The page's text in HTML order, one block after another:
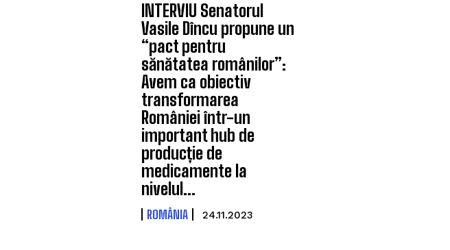
INTERVIU Senatorul
Vasile Dîncu propune un
“pact pentru
sănătatea românilor”:
Avem ca obiectiv
transformarea
României într-un
important hub de
producție de
medicamente la
nivelul...
ROMÂNIA 24.11.2023